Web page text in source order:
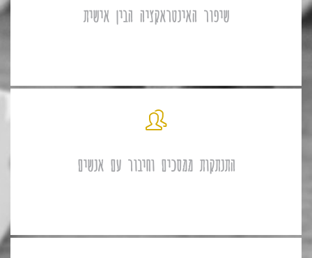
שיפור האינטראקציה הבין אישית
התנתקות ממסכים וחיבור עם אנשים